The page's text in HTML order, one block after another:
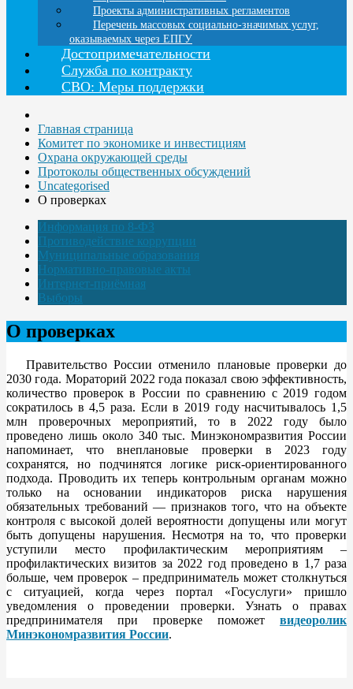
Проекты административных регламентов
Перечень массовых социально-значимых услуг,
оказываемых через ЕПГУ
Достопримечательности
Служба по контракту
СВО: Меры поддержки
Главная страница
Комитет по экономике и инвестициям
Охрана окружающей среды
Протоколы общественных обсуждений
Uncategorised
О проверках
Информация по 8-ФЗ
Противодействие коррупции
Муниципальные образования
Нормативно-правовые акты
Интернет-приёмная
Выборы
О проверках
Правительство России отменило плановые проверки до
2030 года. Мораторий 2022 года показал свою эффективность,
количество проверок в России по сравнению с 2019 годом
сократилось в 4,5 раза. Если в 2019 году насчитывалось 1,5
млн проверочных мероприятий, то в 2022 году было
проведено лишь около 340 тыс. Минэкономразвития России
напоминает, что внеплановые проверки в 2023 году
сохранятся, но подчинятся логике риск-ориентированного
подхода. Проводить их теперь контрольным органам можно
только на основании индикаторов риска нарушения
обязательных требований — признаков того, что на объекте
контроля с высокой долей вероятности допущены или могут
быть допущены нарушения. Несмотря на то, что проверки
уступили место профилактическим мероприятиям –
профилактических визитов за 2022 год проведено в 1,7 раза
больше, чем проверок – предприниматель может столкнуться
с ситуацией, когда через портал «Госуслуги» пришло
уведомления о проведении проверки. Узнать о правах
предпринимателя при проверке поможет видеоролик
Минэкономразвития России.